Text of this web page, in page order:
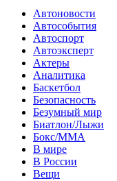
Автоновости
Автособытия
Автоспорт
Автоэксперт
Актеры
Аналитика
Баскетбол
Безопасность
Безумный мир
Биатлон/Лыжи
Бокс/MMA
В мире
В России
Вещи